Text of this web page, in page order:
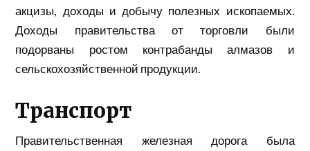
акцизы, доходы и добычу полезных ископаемых.
Доходы правительства от торговли были
подорваны ростом контрабанды алмазов и
сельскохозяйственной продукции.
Транспорт
Правительственная железная дорога была